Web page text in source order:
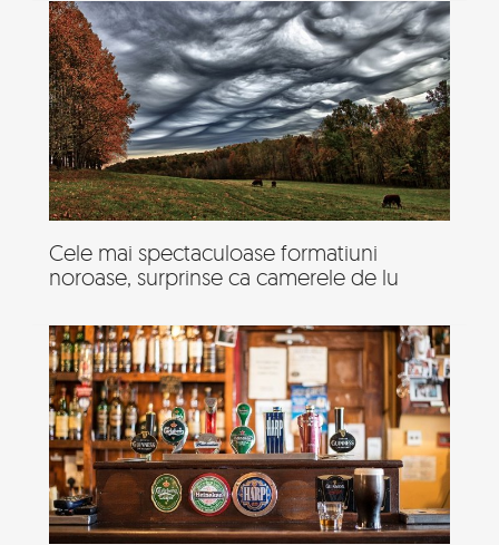
Cele mai spectaculoase formatiuni
noroase, surprinse ca camerele de lu